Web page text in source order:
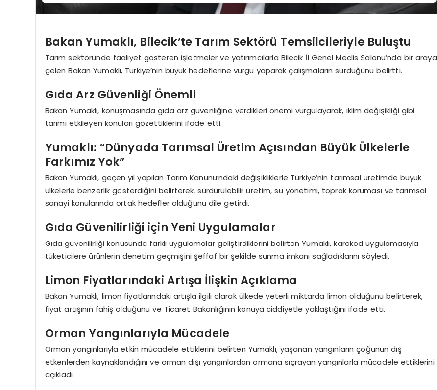
Bakan Yumaklı, Bilecik’te Tarım Sektörü Temsilcileriyle Buluştu
Tarım sektöründe faaliyet gösteren işletmeler ve yatırımcılarla Bilecik İl Genel Meclis Salonu’nda bir araya
gelen Bakan Yumaklı, Türkiye’nin büyük hedeflerine vurgu yaparak çalışmaların sürdüğünü belirtti.
Gıda Arz Güvenliği Önemli
Bakan Yumaklı, konuşmasında gıda arz güvenliğine verdikleri önemi vurgulayarak, iklim değişikliği gibi
tarımı etkileyen konuları gözettiklerini ifade etti.
Yumaklı: “Dünyada Tarımsal Üretim Açısından Büyük Ülkelerle
Farkımız Yok”
Bakan Yumaklı, geçen yıl yapılan Tarım Kanunu’ndaki değişikliklerle Türkiye’nin tarımsal üretimde büyük
ülkelerle benzerlik gösterdiğini belirterek, sürdürülebilir üretim, su yönetimi, toprak koruması ve tarımsal
sanayi konularında ortak hedefler olduğunu dile getirdi.
Gıda Güvenilirliği için Yeni Uygulamalar
Gıda güvenilirliği konusunda farklı uygulamalar geliştirdiklerini belirten Yumaklı, karekod uygulamasıyla
tüketicilere ürünlerin denetim geçmişini şeffaf bir şekilde sunma imkanı sağladıklarını söyledi.
Limon Fiyatlarındaki Artışa İlişkin Açıklama
Bakan Yumaklı, limon fiyatlarındaki artışla ilgili olarak ülkede yeterli miktarda limon olduğunu belirterek,
fiyat artışının fahiş olduğunu ve Ticaret Bakanlığının konuya ciddiyetle yaklaştığını ifade etti.
Orman Yangınlarıyla Mücadele
Orman yangınlarıyla etkin mücadele ettiklerini belirten Yumaklı, yaşanan yangınların çoğunun dış
etkenlerden kaynaklandığını ve orman dışı yangınlardan ormana sıçrayan yangınlarla mücadele ettiklerini
açıkladı.